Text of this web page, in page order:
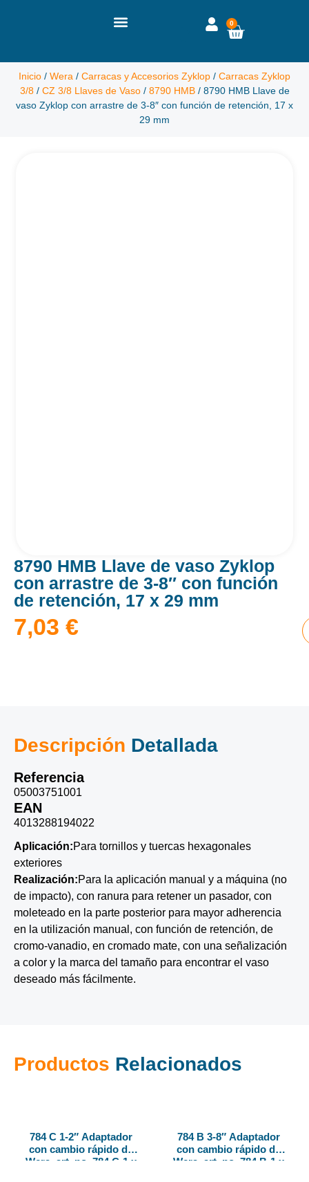
0
Inicio / Wera / Carracas y Accesorios Zyklop / Carracas Zyklop
3/8/ CZ 3/8 Llaves de Vaso/ 8790 HMB/ 8790 HMB Llave de
vaso Zyklop con arrastre de 3-8″ con función de retención, 17 x
29 mm
8790 HMB Llave de vaso Zyklop
con arrastre de 3-8″ con función
de retención, 17 x 29 mm
7,03 €
Descripción Detallada
Referencia
05003751001
EAN
4013288194022
Aplicación:Para tornillos y tuercas hexagonales
exteriores
Realización:Para la aplicación manual y a máquina (no
de impacto), con ranura para retener un pasador, con
moleteado en la parte posterior para mayor adherencia
en la utilización manual, con función de retención, de
cromo-vanadio, en cromado mate, con una señalización
a color y la marca del tamaño para encontrar el vaso
deseado más fácilmente.
Productos Relacionados
784 C 1-2″ Adaptador
con cambio rápido de
Wera, art. no. 784 C-1 x
784 B 3-8″ Adaptador
con cambio rápido de
Wera, art. no. 784 B-1 x